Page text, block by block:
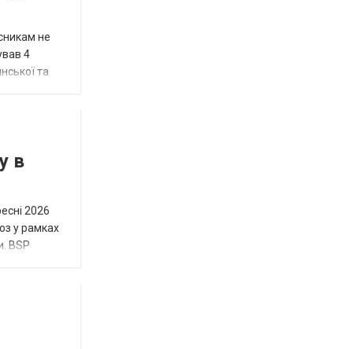
не
4
та
в
2026
у рамках
BSP